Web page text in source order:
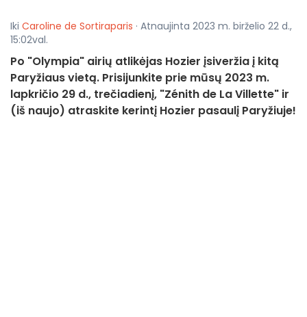
Iki Caroline de Sortiraparis · Atnaujinta 2023 m. birželio 22 d.,
15:02val.
Po "Olympia" airių atlikėjas Hozier įsiveržia į kitą
Paryžiaus vietą. Prisijunkite prie mūsų 2023 m.
lapkričio 29 d., trečiadienį, "Zénith de La Villette" ir
(iš naujo) atraskite kerintį Hozier pasaulį Paryžiuje!